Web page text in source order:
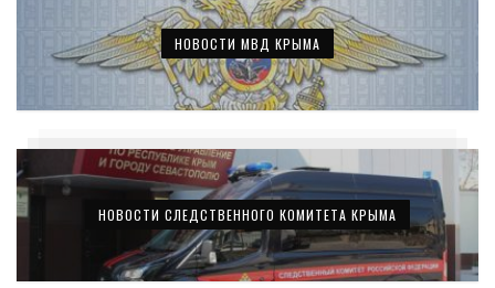
НОВОСТИ МВД КРЫМА
НОВОСТИ СЛЕДСТВЕННОГО КОМИТЕТА КРЫМА